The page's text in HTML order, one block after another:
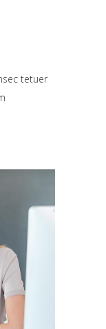
tetuer